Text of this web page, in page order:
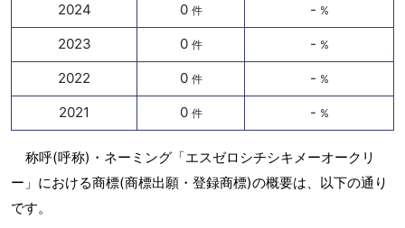
2024 0 件 - %
2023 0 件 - %
2022 0 件 - %
2021 0 件 - %
称呼(呼称)・ネーミング「エスゼロシチシキメーオークリ
ー」における商標(商標出願・登録商標)の概要は、以下の通り
です。